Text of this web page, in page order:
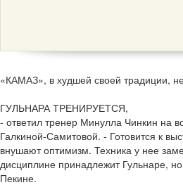
«КАМАЗ», в худшей своей традиции,
ГУЛЬНАРА ТРЕНИРУЕТСЯ,
- ответил тренер Минулла Чинкин на
Галкиной-Самитовой. - Готовится к
внушают оптимизм. Техника у нее
дисциплине принадлежит Гульнаре,
Пекине.